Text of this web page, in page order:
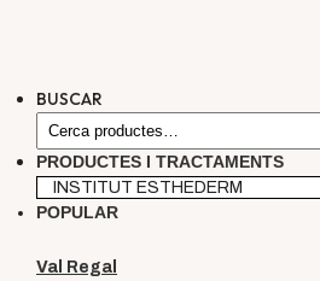
BUSCAR
PRODUCTES I TRACTAMENTS
POPULAR
Val Regal